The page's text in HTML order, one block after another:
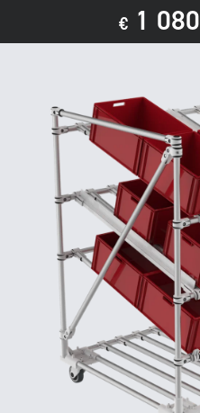
€1 080